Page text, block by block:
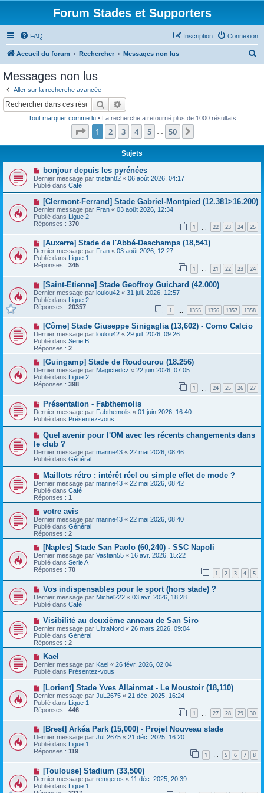
Forum Stades et Supporters
FAQ Connexion
Inscription
Accueil du forum Rechercher Messages non lus
Messages non lus
Aller sur la recherche avancée
Rechercher
Tout marquer comme lu• La recherche a retourné plus de 1000 résultats
Page 1sur50
1 2 3 4 5 50
Sujets
N
o
u
v
e
u
m
e
s
s
a
g
e
bonjour depuis les pyrénées
Dernier message par tristan82 « 06 août 2026, 04:17
Publié dans Café
N
o
u
v
e
a
m
e
s
s
a
e
[Clermont-Ferrand] Stade Gabriel-Montpied (12.381>16.200)
Dernier message par Fran « 03 août 2026, 12:34
Publié dans Ligue 2
Réponses : 370 1 22 23 24 25
N
o
u
v
e
a
u
m
e
s
s
a
e
[Auxerre] Stade de l'Abbé-Deschamps (18,541)
Dernier message par Fran « 03 août 2026, 12:27
Publié dans Ligue 1
Réponses : 345 1 … 21 22 23 24
N
o
u
v
e
a
m
e
s
s
a
g
e
[Saint-Etienne] Stade Geoffroy Guichard (42.000)
Dernier message par loulou42 « 31 juil. 2026, 12:57
Publié dans Ligue 2
Réponses : 20357 1 1355 1356 1357 1358
N
o
u
v
e
a
u
m
e
s
s
a
g
e
[Côme] Stade Giuseppe Sinigaglia (13,602) - Como Calcio
Dernier message par loulou42 « 29 juil. 2026, 09:26
Publié dans Serie B
Réponses : 2
N
o
u
v
e
a
m
e
s
s
a
g
e
[Guingamp] Stade de Roudourou (18.256)
Dernier message par Magictedcz « 22 juin 2026, 07:05
Publié dans Ligue 2
Réponses : 398 1 24 25 26 27
N
o
u
v
a
u
m
e
s
s
a
g
e
Présentation - Fabthemolis
Dernier message par Fabthemolis « 01 juin 2026, 16:40
Publié dans Présentez-vous
N
u
v
e
a
m
e
s
s
a
g
e
Quel avenir pour l'OM avec les récents changements dans
le club ?
Dernier message par marine43 « 22 mai 2026, 08:46
Publié dans Général
N
o
u
v
e
a
m
e
s
s
a
g
e
Maillots rétro : intérêt réel ou simple effet de mode ?
Dernier message par marine43 « 22 mai 2026, 08:42
Publié dans Café
Réponses : 1
N
o
u
v
e
a
u
m
e
s
s
a
g
e
votre avis
Dernier message par marine43 « 22 mai 2026, 08:40
Publié dans Général
Réponses : 2
N
o
u
v
e
a
u
m
e
s
g
e
[Naples] Stade San Paolo (60,240) - SSC Napoli
Dernier message par Vastian55 « 16 avr. 2026, 15:22
Publié dans Serie A
Réponses : 70 1 2 3 4 5
N
o
u
v
e
u
m
e
s
a
g
e
Vos indispensables pour le sport (hors stade) ?
Dernier message par Michel222 « 03 avr. 2026, 18:28
Publié dans Café
N
o
u
v
e
a
u
m
e
a
g
e
Visibilité au deuxième anneau de San Siro
Dernier message par UltraNord « 26 mars 2026, 09:04
Publié dans Général
Réponses : 2
N
o
u
v
e
u
m
e
s
s
a
g
e
Kael
Dernier message par Kael « 26 févr. 2026, 02:04
Publié dans Présentez-vous
N
o
u
v
e
a
m
e
s
s
a
e
[Lorient] Stade Yves Allainmat - Le Moustoir (18,110)
Dernier message par JuL2675 « 21 déc. 2025, 16:24
Publié dans Ligue 1
Réponses : 446 1 27 28 29 30
N
o
u
v
e
a
m
e
s
[Brest] Arkéa Park (15,000) - Projet Nouveau stade
Dernier message par JuL2675 « 21 déc. 2025, 16:20
Publié dans
Ligue 1
Réponses : 119 1 … 5 6 7 8
N
o
u
v
[Toulouse] Stadium (33,500)
Dernier message par remgeros « 11 déc. 2025, 20:39
Publié dans Ligue 1